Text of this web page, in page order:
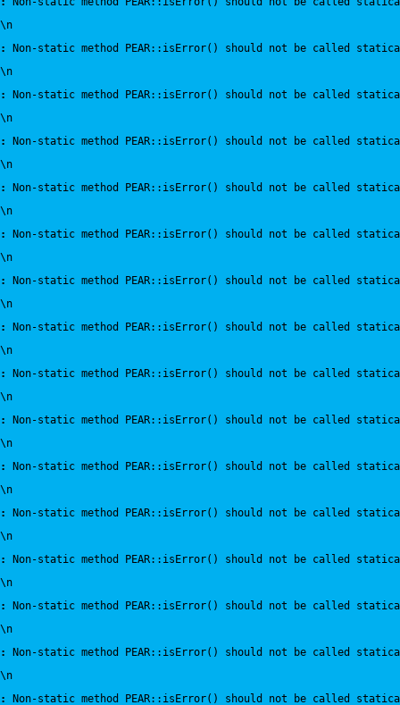
\n
:
Non-static method PEAR::isError() should not be called
\n
:
Non-static method PEAR::isError() should not be called
\n
:
Non-static method PEAR::isError() should not be called
\n
:
Non-static method PEAR::isError() should not be called
\n
:
Non-static method PEAR::isError() should not be called
\n
:
Non-static method PEAR::isError() should not be called
\n
:
Non-static method PEAR::isError() should not be called
\n
:
Non-static method PEAR::isError() should not be called
\n
:
Non-static method PEAR::isError() should not be called
\n
:
Non-static method PEAR::isError() should not be called
\n
:
Non-static method PEAR::isError() should not be called
\n
:
Non-static method PEAR::isError() should not be called
\n
:
Non-static method PEAR::isError() should not be called
\n
:
Non-static method PEAR::isError() should not be called
\n
:
Non-static method PEAR::isError() should not be called